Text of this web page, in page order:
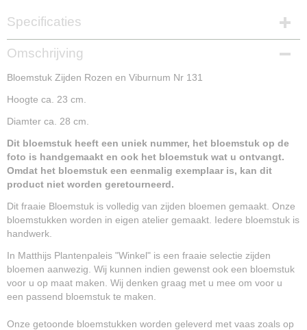
Specificaties
Productcode
NG15203
Omschrijving
Bloemstuk Zijden Rozen en Viburnum Nr 131
Hoogte ca. 23 cm.
Diamter ca. 28 cm.
Dit bloemstuk heeft een uniek nummer, het bloemstuk op de
foto is handgemaakt en ook het bloemstuk wat u ontvangt.
Omdat het bloemstuk een eenmalig exemplaar is, kan dit
product niet worden geretourneerd.
Dit fraaie Bloemstuk is volledig van zijden bloemen gemaakt. Onze
bloemstukken worden in eigen atelier gemaakt. Iedere bloemstuk is
handwerk.
In Matthijs Plantenpaleis "Winkel" is een fraaie selectie zijden
bloemen aanwezig. Wij kunnen indien gewenst ook een bloemstuk
voor u op maat maken. Wij denken graag met u mee om voor u
een passend bloemstuk te maken.
Onze getoonde bloemstukken worden geleverd met vaas zoals op